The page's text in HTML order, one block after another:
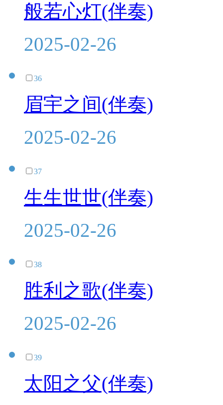
般若心灯(伴奏)
2025-02-26
36
眉宇之间(伴奏)
2025-02-26
37
生生世世(伴奏)
2025-02-26
38
胜利之歌(伴奏)
2025-02-26
39
太阳之父(伴奏)